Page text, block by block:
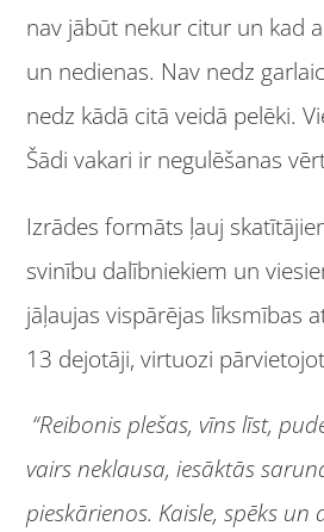
nav jābūt nekur citur un kad
un nedienas. Nav nedz
nedz kādā citā veidā pelēki.
Šādi vakari ir negulēšanas
Izrādes formāts ļauj
svinību dalībniekiem un
jāļaujas vispārējas līksmības
13 dejotāji, virtuozi
“Reibonis plešas, vīns līst,
vairs neklausa, iesāktās
pieskārienos. Kaisle, spēks